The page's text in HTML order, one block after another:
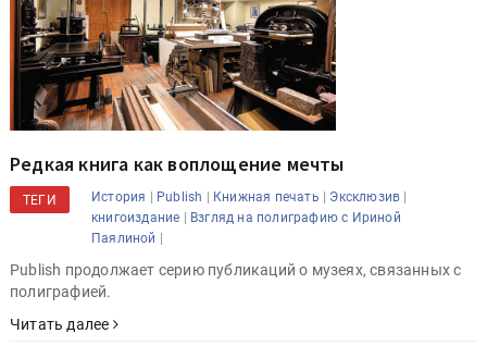
Редкая книга как воплощение мечты
ТЕГИ История | Publish | Книжная печать | Эксклюзив |
книгоиздание | Взгляд на полиграфию с Ириной
Паялиной |
Publish продолжает серию публикаций о музеях, связанных с
полиграфией.
Читать далее